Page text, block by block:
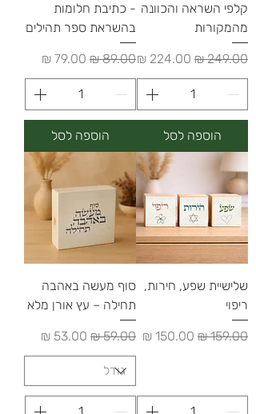
קלפי השראה והכוונה
מהמקורות
מחיר רגיל מחיר מבצע
הוספה לסל
- כתיבת חלומות
בהשראת ספר תהילים
מחיר רגיל מחיר מבצע
הוספה לסל
שלישיית שפע, חירות,
ריפוי
מחיר רגיל מחיר מבצע
סוף מעשה באהבה
תחילה – עץ אורן מלא
מחיר רגיל מחיר מבצע